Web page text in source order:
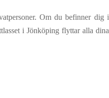
Om du befinner dig i
i Jönköping flyttar alla dina